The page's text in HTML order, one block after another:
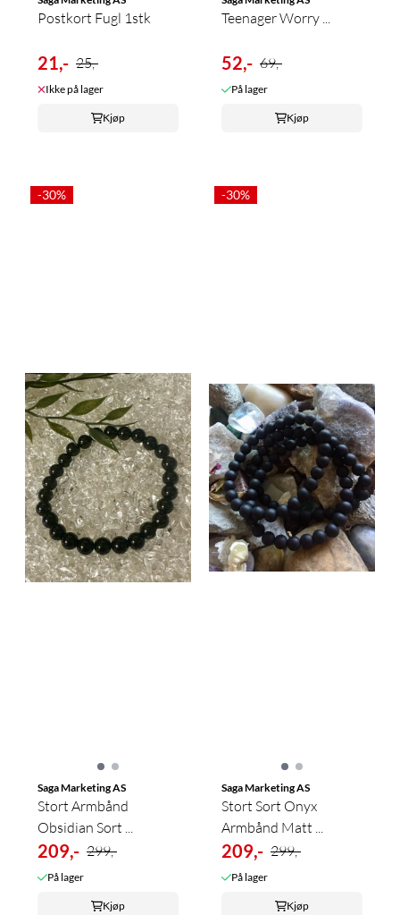
Postkort Fugl 1stk
21,- 25,-
Ikke på lager
Kjøp
Teenager Worry ...
52,- 69,-
På lager
Kjøp
-30%
Saga Marketing AS
Stort Armbånd
Obsidian Sort ...
209,- 299,-
På lager
Kjøp
-30%
Saga Marketing AS
Stort Sort Onyx
Armbånd Matt ...
209,- 299,-
På lager
Kjøp